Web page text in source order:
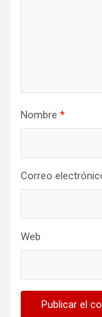
Nombre *
Correo
Web